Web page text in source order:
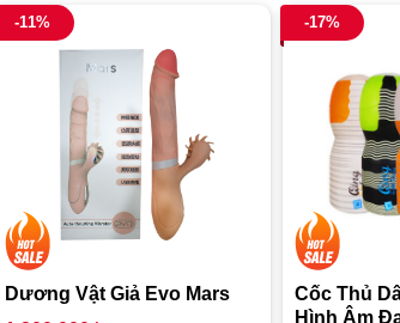
-11%
Dương Vật Giả Evo Mars
-17%
Cốc Thủ
Hình Âm